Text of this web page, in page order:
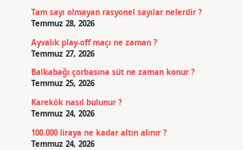
Tam sayı olmayan rasyonel sayılar nelerdir ?
Temmuz 28, 2026
Ayvalık play-off maçı ne zaman ?
Temmuz 27, 2026
Balkabağı çorbasına süt ne zaman konur ?
Temmuz 25, 2026
Karekök nasıl bulunur ?
Temmuz 24, 2026
100.000 liraya ne kadar altın alınır ?
Temmuz 24, 2026